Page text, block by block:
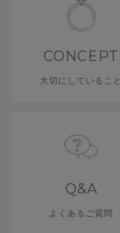
CONCEPT
大切にしていること
Q&A
よくあるご質問